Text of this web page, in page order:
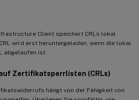
Client speichert CRLs lokal
wird erst heruntergeladen, wenn die lokal
abgelaufen ist.
Zertifikatsperrlisten (CRLs)
hängt von der Fähigkeit von